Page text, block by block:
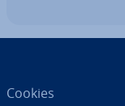
Cookies